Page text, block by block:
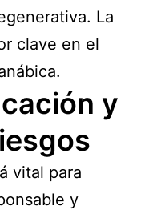
La
clave en el
y
vital para
y